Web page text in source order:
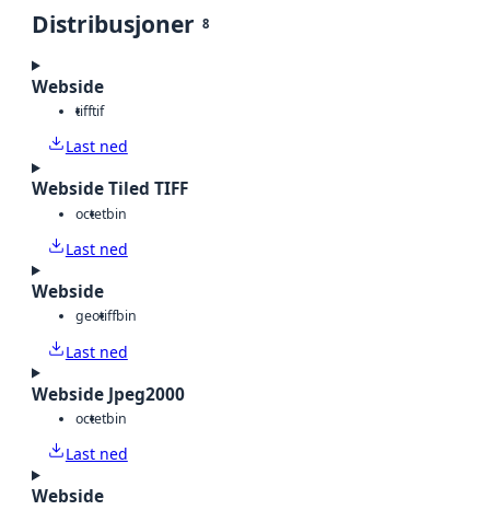
Distribusjoner 8
Webside
tifftif
Last ned
Webside Tiled TIFF
octetbin
Last ned
Webside
geotiffbin
Last ned
Webside Jpeg2000
octetbin
Last ned
Webside